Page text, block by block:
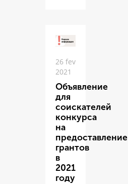
26 fev
2021
Объявление
для
соискателей
конкурса
на
предоставление
грантов
в
2021
году